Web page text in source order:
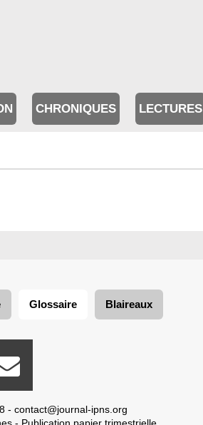
CHRONIQUES LECTURES
Glossaire Blaireaux
- contact@journal-ipns.org